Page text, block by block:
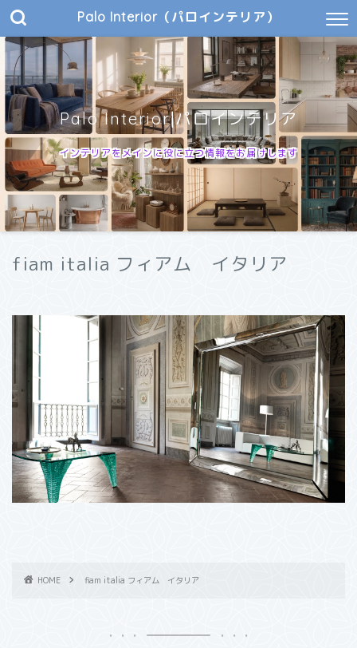
Palo Interior（パロインテリア）
Palo Interior|パロインテリア
インテリアをメインに役に立つ情報をお届けします
fiam italia フィアム イタリア
HOME fiam italia フィアム イタリア